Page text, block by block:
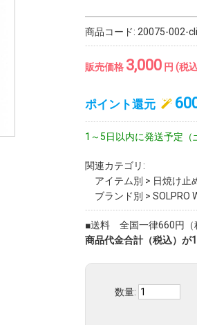
商品コード: 20075-002-
販売価格 3,000円 (税
ポイント還元
1～5日以内に発送予定（
関連カテゴリ:
アイテム別 > 日焼け止
ブランド別 > SOLPRO
■送料 全国一律660円（
商品代金合計（税込）が
数量: